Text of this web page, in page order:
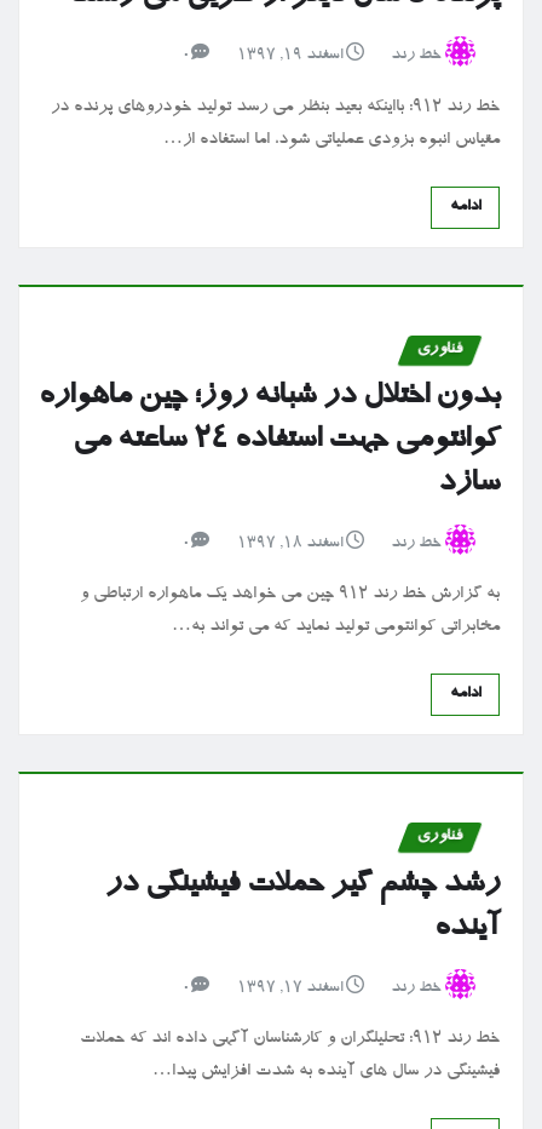
خط رند اسفند ۱۹, ۱۳۹۷ 0
خط رند ۹۱۲: بااینکه بعید بنظر می رسد تولید خودروهای پرنده در
مقیاس انبوه بزودی عملیاتی شود، اما استفاده از…
ادامه
فناوری
بدون اختلال در شبانه روز؛ چین ماهواره
کوانتومی جهت استفاده ۲۴ ساعته می
سازد
خط رند اسفند ۱۸, ۱۳۹۷ 0
به گزارش خط رند ۹۱۲ چین می خواهد یک ماهواره ارتباطی و
مخابراتی کوانتومی تولید نماید که می تواند به…
ادامه
فناوری
رشد چشم گیر حملات فیشینگی در
آینده
خط رند اسفند ۱۷, ۱۳۹۷ 0
خط رند ۹۱۲: تحلیلگران و کارشناسان آگهی داده اند که حملات
فیشینگی در سال های آینده به شدت افزایش پیدا…